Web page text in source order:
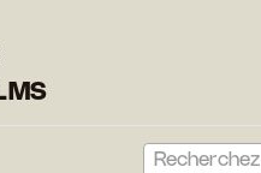
Recherchez